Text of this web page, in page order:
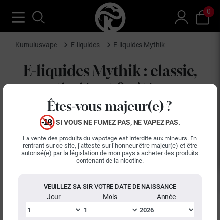
Êtes-vous majeur(e) ?
SI VOUS NE FUMEZ PAS, NE VAPEZ PAS.
La vente des produits du vapotage est interdite aux mineurs. En
rentrant sur ce site, j’atteste sur l’honneur être majeur(e) et être
autorisé(e) par la législation de mon pays à acheter des produits
contenant de la nicotine.
VEUILLEZ SAISIR VOTRE DATE DE NAISSANCE
Jour Mois Année
0
Kumulusvape E-liquides E-liquides Mythik
E-liquides Mythik : classic,
mentholés et fruités pour
cigarette électronique
La marque Mythik propose des e-liquides conçus pour la
cigarette électronique, avec des gammes axées sur les
profils classic, mentholés et fruités. Disponibles en
formats 10 ml et 50 ml, ces e-liquides sont fabriqués en
Leur base équilibrée de 50% propylène glycol et 50%
glycérine végétale (PG/VG) assure une production de
vapeur modérée et une restitution fidèle des saveurs,
Tri